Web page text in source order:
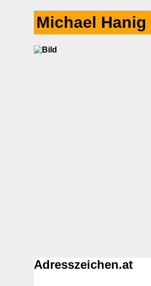
Michael Hanig
Adresszeichen.at